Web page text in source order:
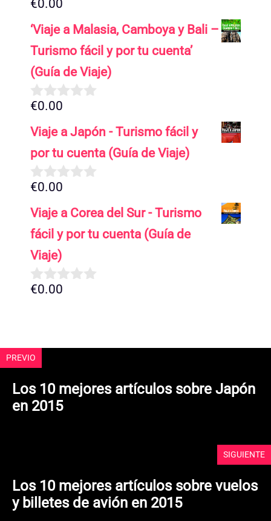
0
e
5
€0.00
‘Viaje a Malasia, Camboya y Bali –
Turismo fácil y por tu cuenta’
(Guía de Viaje)
0
e
€0.00
Viaje a Japón - Turismo fácil y
por tu cuenta (Guía de Viaje)
0
e
5
€0.00
Viaje a Corea del Sur - Turismo
fácil y por tu cuenta (Guía de
Viaje)
0
€0.00
PREVIO
Los 10 mejores artículos sobre Japón
en 2015
SIGUIENTE
Los 10 mejores artículos sobre vuelos
y billetes de avión en 2015